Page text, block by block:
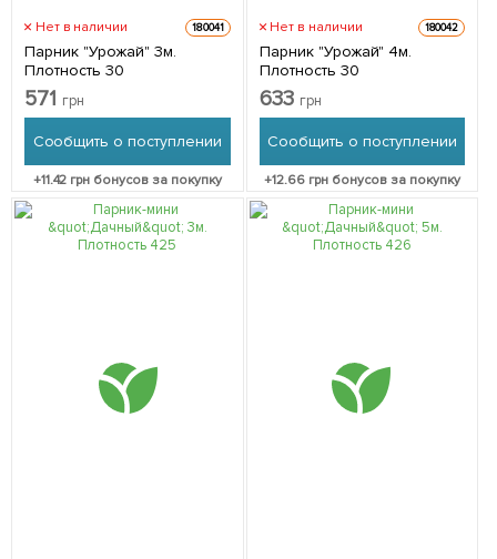
Нет в наличии 180041
Парник "Урожай" 3м.
Плотность 30
571 грн
Сообщить о поступлении
+11.42 грн бонусов за покупку
Нет в наличии 180042
Парник "Урожай" 4м.
Плотность 30
633 грн
Сообщить о поступлении
+12.66 грн бонусов за покупку